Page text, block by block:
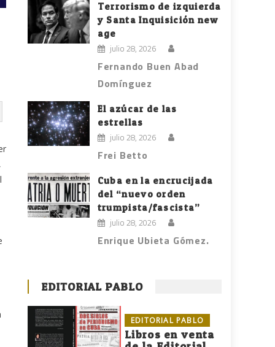
Terrorismo de izquierda
y Santa Inquisición new
age
julio 28, 2026
Fernando Buen Abad
Domínguez
El azúcar de las
estrellas
julio 28, 2026
Frei Betto
Cuba en la encrucijada
del “nuevo orden
trumpista/fascista”
julio 28, 2026
Enrique Ubieta Gómez.
EDITORIAL PABLO
EDITORIAL PABLO
Libros en venta